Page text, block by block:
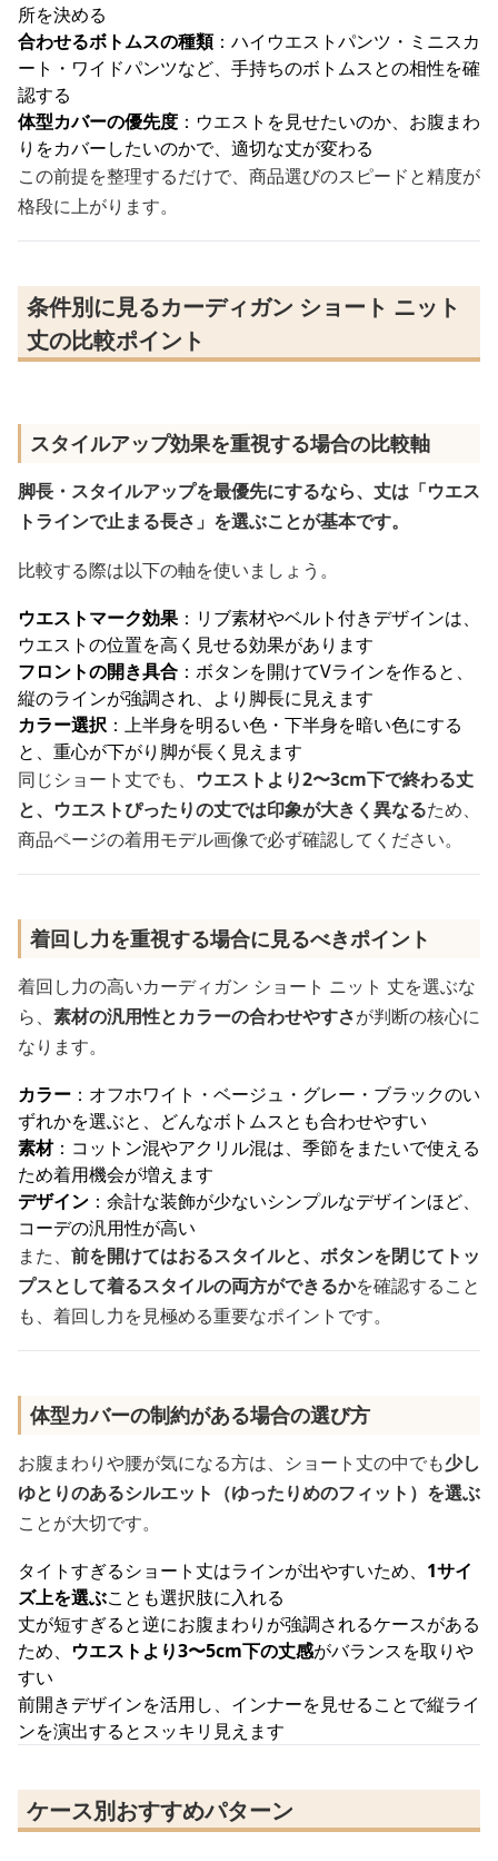
所を決める
合わせるボトムスの種類：ハイウエストパンツ・ミニスカ
ート・ワイドパンツなど、手持ちのボトムスとの相性を確
認する
体型カバーの優先度 ：ウエストを見せたいのか、お腹まわ
りをカバーしたいのかで、適切な丈が変わる
この前提を整理するだけで、商品選びのスピードと精度が
格段に上がります。
条件別に見るカーディガン ショート ニット
丈の比較ポイント
スタイルアップ効果を重視する場合の比較軸
脚長・スタイルアップを最優先にするなら、丈は「ウエス
トラインで止まる長さ」を選ぶことが基本です。
比較する際は以下の軸を使いましょう。
ウエストマーク効果：リブ素材やベルト付きデザインは、
ウエストの位置を高く見せる効果があります
フロントの開き具合 ：ボタンを開けてVラインを作ると、
縦のラインが強調され、より脚長に見えます
カラー選択 ：上半身を明るい色・下半身を暗い色にする
と、重心が下がり脚が長く見えます
同じショート丈でも、 ウエストより2〜3cm下で終わる丈
と、ウエストぴったりの丈では印象が大きく異なるため、
商品ページの着用モデル画像で必ず確認してください。
着回し力を重視する場合に見るべきポイント
着回し力の高いカーディガン ショート ニット 丈を選ぶな
ら、 素材の汎用性とカラーの合わせやすさが判断の核心に
なります。
カラー ：オフホワイト・ベージュ・グレー・ブラックのい
ずれかを選ぶと、どんなボトムスとも合わせやすい
素材：コットン混やアクリル混は、季節をまたいで使える
ため着用機会が増えます
デザイン ：余計な装飾が少ないシンプルなデザインほど、
コーデの汎用性が高い
また、 前を開けてはおるスタイルと、ボタンを閉じてトッ
プスとして着るスタイルの両方ができるかを確認すること
も、着回し力を見極める重要なポイントです。
体型カバーの制約がある場合の選び方
お腹まわりや腰が気になる方は、ショート丈の中でも少し
ゆとりのあるシルエット（ゆったりめのフィット）を選ぶ
ことが大切です。
タイトすぎるショート丈はラインが出やすいため、 1サイ
ズ上を選ぶことも選択肢に入れる
丈が短すぎると逆にお腹まわりが強調されるケースがある
ため、 ウエストより3〜5cm下の丈感がバランスを取りや
すい
前開きデザインを活用し、インナーを見せることで縦ライ
ンを演出するとスッキリ見えます
ケース別おすすめパターン